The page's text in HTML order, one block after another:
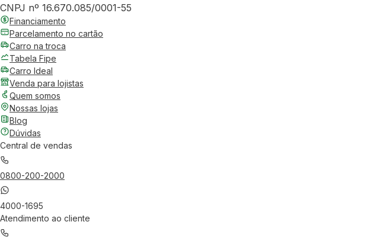
CNPJ nº 16.670.085/0001-55
Financiamento
Parcelamento no cartão
Carro na troca
Tabela Fipe
Carro Ideal
Venda para lojistas
Quem somos
Nossas lojas
Blog
Dúvidas
Central de vendas
0800-200-2000
4000-1695
Atendimento ao cliente